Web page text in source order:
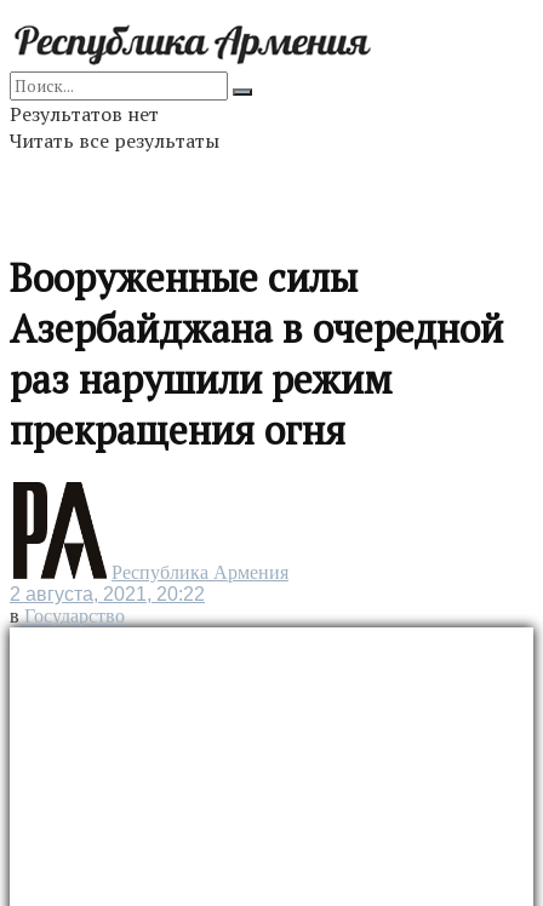
Результатов нет
Читать все результаты
Вооруженные силы
Азербайджана в очередной
раз нарушили режим
прекращения огня
Республика Армения
2 августа, 2021, 20:22
в Государство